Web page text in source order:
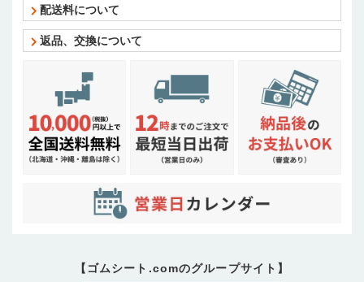
配送料について
返品、交換について
【ゴムシート.comのグループサイト】